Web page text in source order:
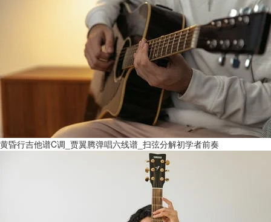
黄昏行吉他谱C调_贾翼腾弹唱六线谱_扫弦分解初学者前奏